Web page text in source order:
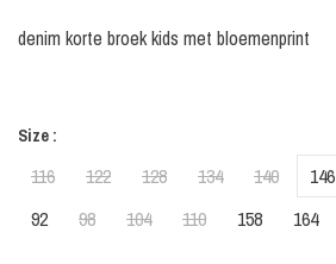
denim korte broek kids met bloemenprint
Size :
116 122 128 134 140 146
92
98 104 110 158 164